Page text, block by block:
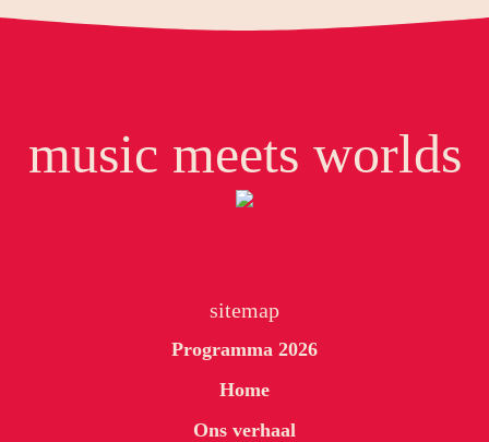
music meets worlds
sitemap
Programma 2026
Home
Ons verhaal